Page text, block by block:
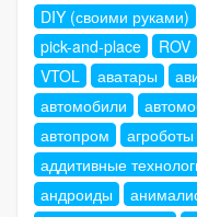
DIY (своими руками)
pick-and-place
ROV
VTOL
аватары
автомобили
автопром
агроботы
аддитивные
андроиды